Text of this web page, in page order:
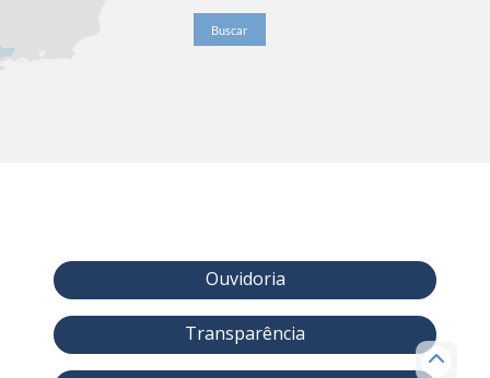
Buscar
Ouvidoria
Transparência